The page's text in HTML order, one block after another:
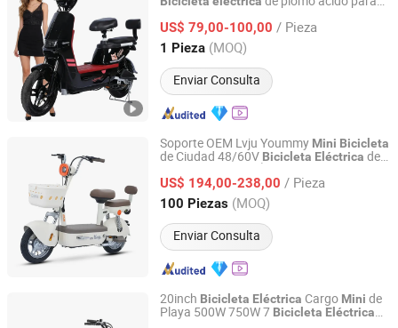
calidad y altas velocidades vehículo
US$ 79,00-100,00 / Pieza
1 Pieza (MOQ)
Enviar Consulta
Qingdao Pusen Technology Co., Ltd.
Shandong, China Desde 2019
Soporte OEM Lvju Yoummy Mini Bicicleta
de Ciudad 48/60V Bicicleta Eléctrica de
US$ 194,00-238,00 / Pieza
100 Piezas (MOQ)
Enviar Consulta
ZHEJIANG LVJU VEHICLE INDUSTRY CO., LTD.
Zhejiang, China Desde 2024
20inch Bicicleta Eléctrica Cargo Mini de
Playa 500W 750W 7 Bicicleta Eléctrica
Changzhou Merry Ebike Co., Ltd.